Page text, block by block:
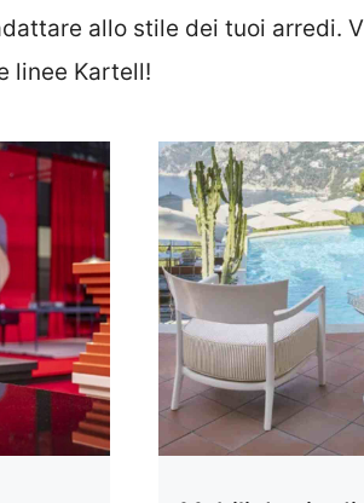
allo stile dei tuoi arredi.
linee Kartell!